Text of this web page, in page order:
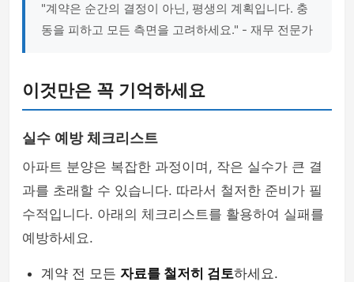
"계약은 순간의 결정이 아닌, 평생의 계획입니다. 충
동을 피하고 모든 측면을 고려하세요." - 재무 전문가
이것만은 꼭 기억하세요
실수 예방 체크리스트
아파트 분양은 복잡한 과정이며, 작은 실수가 큰 결
과를 초래할 수 있습니다. 따라서 철저한 준비가 필
수적입니다. 아래의 체크리스트를 활용하여 실패를
예방하세요.
계약 전 모든 자료를 철저히 검토하세요.